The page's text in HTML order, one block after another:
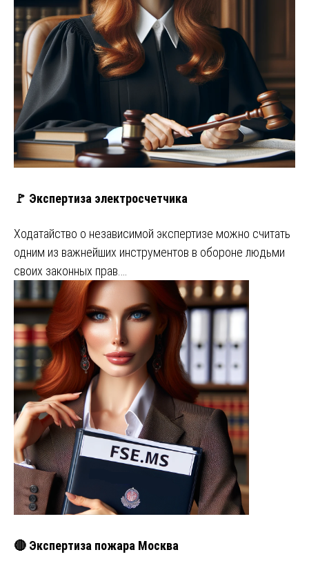
🚩 Экспертиза электросчетчика
Ходатайство о независимой экспертизе можно считать
одним из важнейших инструментов в обороне людьми
своих законных прав.…
🔴 Экспертиза пожара Москва